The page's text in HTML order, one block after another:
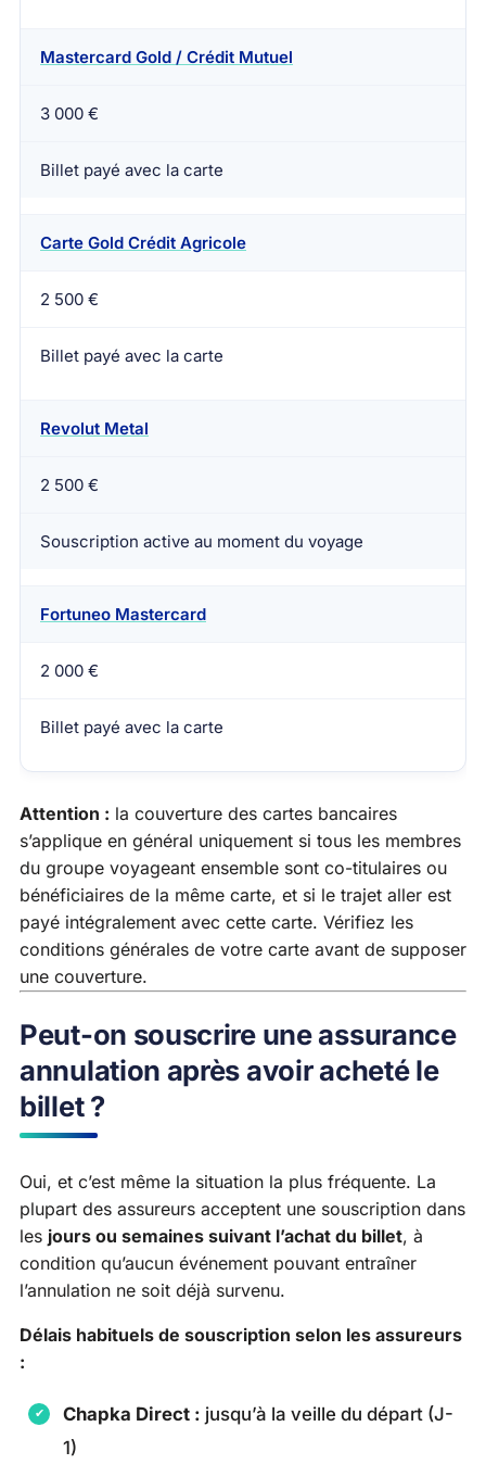
Mastercard Gold / Crédit Mutuel
3 000 €
Billet payé avec la carte
Carte Gold Crédit Agricole
2 500 €
Billet payé avec la carte
Revolut Metal
2 500 €
Souscription active au moment du voyage
Fortuneo Mastercard
2 000 €
Billet payé avec la carte
Attention : la couverture des cartes bancaires
s’applique en général uniquement si tous les membres
du groupe voyageant ensemble sont co-titulaires ou
bénéficiaires de la même carte, et si le trajet aller est
payé intégralement avec cette carte. Vérifiez les
conditions générales de votre carte avant de supposer
une couverture.
Peut-on souscrire une assurance
annulation après avoir acheté le
billet ?
Oui, et c’est même la situation la plus fréquente. La
plupart des assureurs acceptent une souscription dans
les jours ou semaines suivant l’achat du billet, à
condition qu’aucun événement pouvant entraîner
l’annulation ne soit déjà survenu.
Délais habituels de souscription selon les assureurs
:
Chapka Direct : jusqu’à la veille du départ (J-
1)